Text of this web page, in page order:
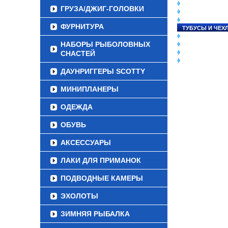
ГРУЗА/ДЖИГ-ГОЛОВКИ
ФУРНИТУРА
НАБОРЫ РЫБОЛОВНЫХ
СНАСТЕЙ
ДАУНРИГГЕРЫ SCOTTY
МИНИПЛАНЕРЫ
ОДЕЖДА
ОБУВЬ
АКСЕССУАРЫ
ЛАКИ ДЛЯ ПРИМАНОК
ПОДВОДНЫЕ КАМЕРЫ
ЭХОЛОТЫ
ЗИМНЯЯ РЫБАЛКА
ТУБУСЫ И